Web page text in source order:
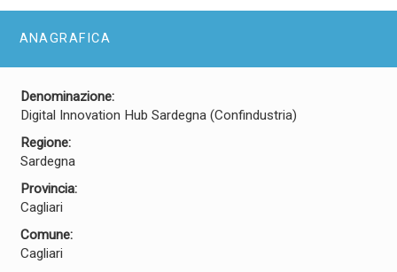
ANAGRAFICA
Denominazione:
Digital Innovation Hub Sardegna (Confindustria)
Regione:
Sardegna
Provincia:
Cagliari
Comune:
Cagliari